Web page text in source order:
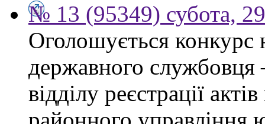
№ 13 (95349) субота,
Оголошується конкурс
державного службовця
відділу реєстрації